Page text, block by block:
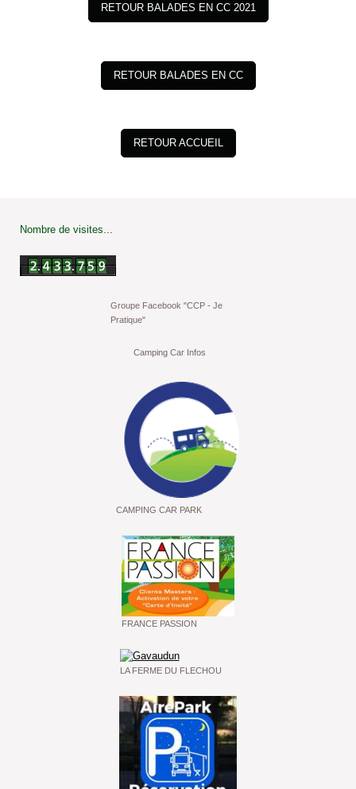
RETOUR BALADES EN CC 2021
RETOUR BALADES EN CC
RETOUR ACCUEIL
Nombre de visites...
Groupe Facebook "CCP - Je
Pratique"
Camping Car Infos
CAMPING CAR PARK
FRANCE PASSION
LA FERME DU FLECHOU